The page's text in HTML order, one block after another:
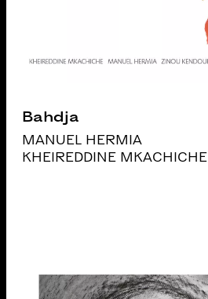
Bahdja
MANUEL HERMIA
KHEIREDDINE MKACHICHE